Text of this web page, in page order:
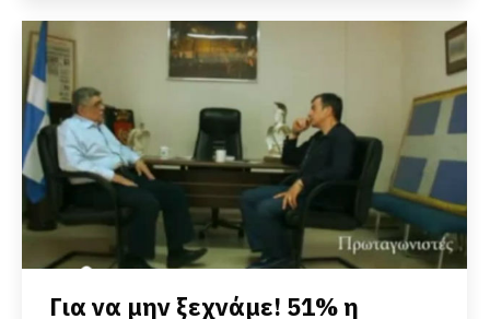
Για να μην ξεχνάμε! 51% η